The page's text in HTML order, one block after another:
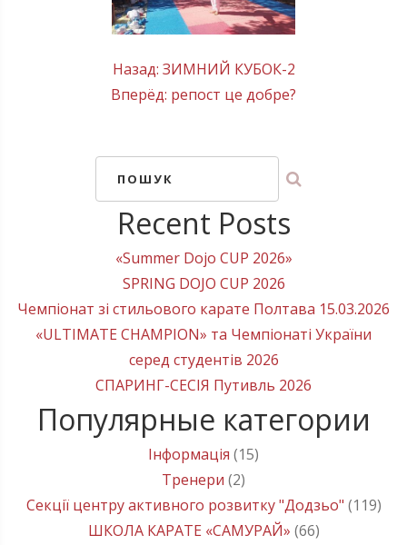
Назад: ЗИМНИЙ КУБОК-2
Вперёд: репост це добре?
ПОШУК
Recent Posts
«Summer Dojo CUP 2026»
SPRING DOJO CUP 2026
Чемпіонат зі стильового карате Полтава 15.03.2026
«ULTIMATE CHAMPION» та Чемпіонаті України
серед студентів 2026
СПАРИНГ-СЕСІЯ Путивль 2026
Популярные категории
Інформація (15)
Тренери (2)
Секції центру активного розвитку "Додзьо" (119)
ШКОЛА КАРАТЕ «САМУРАЙ» (66)